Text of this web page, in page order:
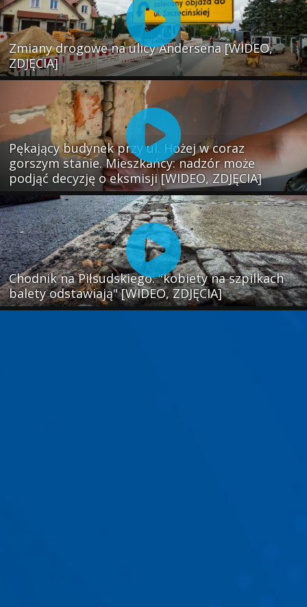
Zmiany drogowe na ulicy Andersena [WIDEO,
ZDJĘCIA]
Pękający budynek przy ul. Hożej w coraz
gorszym stanie. Mieszkańcy: nadzór może
podjąć decyzję o eksmisji [WIDEO, ZDJĘCIA]
Chodnik na Piłsudskiego: "kobiety na szpilkach
balety odstawiają" [WIDEO, ZDJĘCIA]